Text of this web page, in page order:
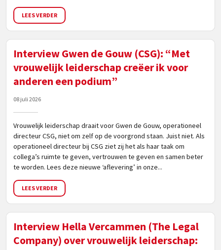
LEES VERDER
Interview Gwen de Gouw (CSG): “Met
vrouwelijk leiderschap creëer ik voor
anderen een podium”
08 juli 2026
Vrouwelijk leiderschap draait voor Gwen de Gouw, operationeel
directeur CSG, niet om zelf op de voorgrond staan. Juist niet. Als
operationeel directeur bij CSG ziet zij het als haar taak om
collega’s ruimte te geven, vertrouwen te geven en samen beter
te worden. Lees deze nieuwe ‘aflevering’ in onze...
LEES VERDER
Interview Hella Vercammen (The Legal
Company) over vrouwelijk leiderschap: